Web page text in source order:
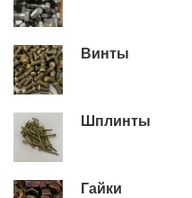
Винты
Шплинты
Гайки